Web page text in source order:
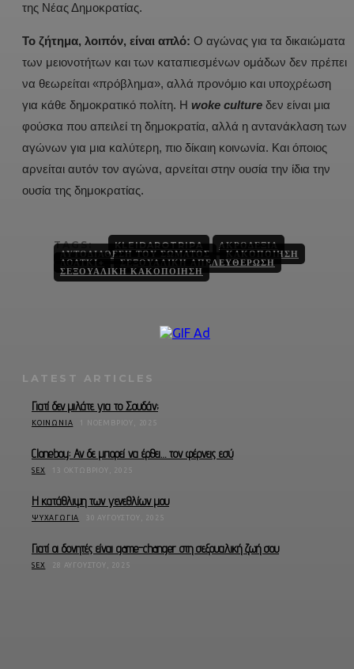
της Νέας Δημοκρατίας.
Το ζήτημα, λοιπόν, είναι απλό: Ο αγώνας για τα δικαιώματα
των μειονοτήτων και των καταπιεσμένων ομάδων δεν πρέπει
να θεωρείται «πρόβλημα», αλλά προνόμιο και υποχρέωση
για κάθε δημοκρατικό πολίτη. Η woke culture δεν είναι μια
φούσκα που απειλεί τη δημοκρατία, αλλά η αντανάκλαση των
αγώνων για μια καλύτερη, πιο δίκαιη κοινωνία. Και όποιος
αρνείται αυτόν τον αγώνα, αρνείται στην ουσία την ίδια την
ουσία της δημοκρατίας.
TAGS: KLEIDAROTRIPA ΑΚΡΟΔΕΞΙΑ
ΑΥΤΟΔΙΆΘΕΣΗ ΤΟΥ ΣΏΜΑΤΟΣ ΚΑΚΟΠΟΊΗΣΗ
ΛΟΑΤΚΙ+ ΣΕΞΟΥΑΛΙΚΉ ΑΠΕΛΕΥΘΈΡΩΣΗ
ΣΕΞΟΥΑΛΙΚΉ ΚΑΚΟΠΟΊΗΣΗ
LATEST ARTICLES
Γιατί δεν μιλάτε για το Σουδάν;
ΚΟΙΝΩΝΊΑ 1 ΝΟΕΜΒΡΊΟΥ, 2025
Cloneboy: Αν δε μπορεί να έρθει… τον φέρνεις εσύ
SEX 13 ΟΚΤΩΒΡΊΟΥ, 2025
Η κατάθλιψη των γενεθλίων μου
ΨΥΧΑΓΩΓΊΑ 30 ΑΥΓΟΎΣΤΟΥ, 2025
Γιατί οι δονητές είναι game-changer στη σεξουαλική ζωή σου
SEX 28 ΑΥΓΟΎΣΤΟΥ, 2025